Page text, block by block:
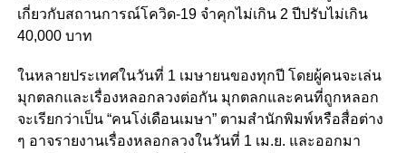
เกี่ยวกับสถานการณ์โควิด-19 จำคุกไม่เกิน 2 ปีปรับไม่เกิน
40,000 บาท
ในหลายประเทศในวันที่ 1 เมษายนของทุกปี โดยผู้คนจะเล่น
มุกตลกและเรื่องหลอกลวงต่อกัน มุกตลกและคนที่ถูกหลอก
จะเรียกว่าเป็น “คนโง่เดือนเมษา” ตามสำนักพิมพ์หรือสื่อต่าง
ๆ อาจรายงานเรื่องหลอกลวงในวันที่ 1 เม.ย. และออกมา